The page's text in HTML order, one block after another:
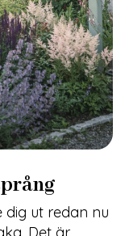
dig ut redan nu